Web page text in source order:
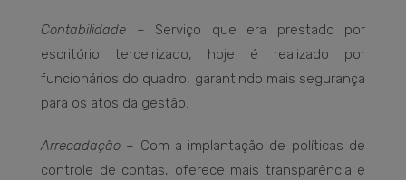
Contabilidade – Serviço que era prestado por
escritório terceirizado, hoje é realizado por
funcionários do quadro, garantindo mais segurança
para os atos da gestão.
Arrecadação – Com a implantação de políticas de
controle de contas, oferece mais transparência e